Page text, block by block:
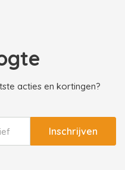
acties en kortingen?
Inschrijven